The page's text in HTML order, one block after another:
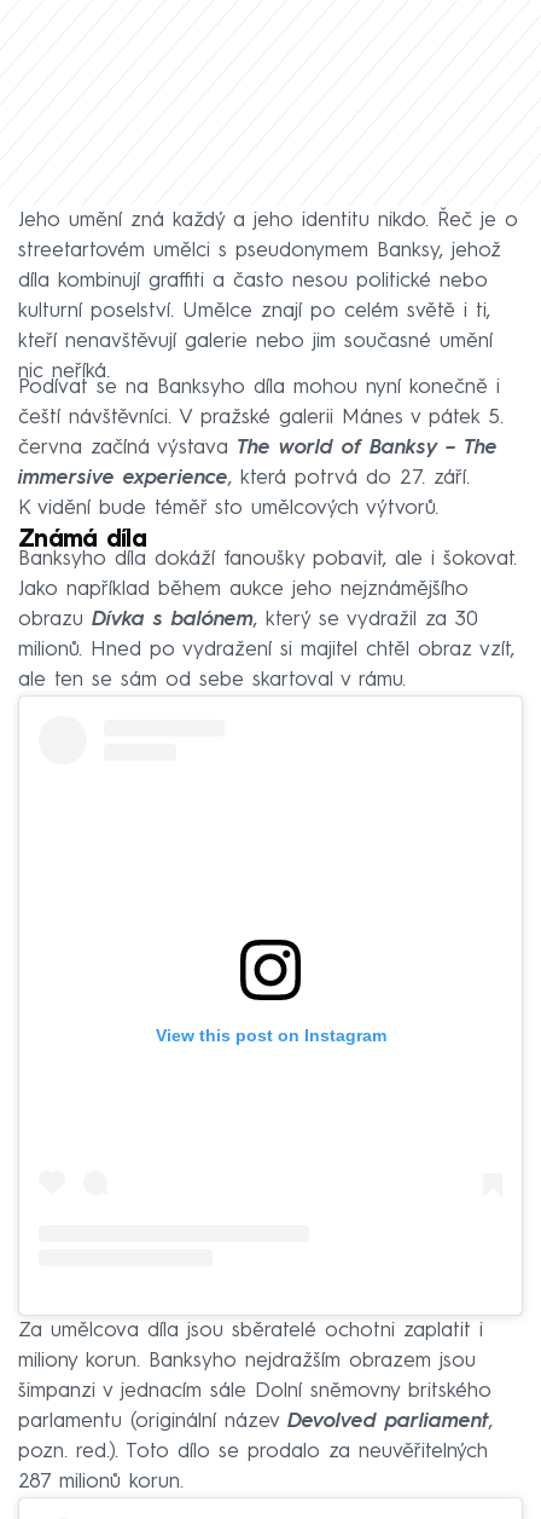
Jeho umění zná každý a jeho identitu nikdo. Řeč je o
streetartovém umělci s pseudonymem Banksy, jehož
díla kombinují graffiti a často nesou politické nebo
kulturní poselství. Umělce znají po celém světě i ti,
kteří nenavštěvují galerie nebo jim současné umění
nic neříká.
Podívat se na Banksyho díla mohou nyní konečně i
čeští návštěvníci. V pražské galerii Mánes v pátek 5.
června začíná výstava The world of Banksy – The
immersive experience, která potrvá do 27. září.
K vidění bude téměř sto umělcových výtvorů.
Známá díla
Banksyho díla dokáží fanoušky pobavit, ale i šokovat.
Jako například během aukce jeho nejznámějšího
obrazu Dívka s balónem, který se vydražil za 30
milionů. Hned po vydražení si majitel chtěl obraz vzít,
ale ten se sám od sebe skartoval v rámu.
View this post on Instagram
Za umělcova díla jsou sběratelé ochotni zaplatit i
miliony korun. Banksyho nejdražším obrazem jsou
šimpanzi v jednacím sále Dolní sněmovny britského
parlamentu (originální název Devolved parliament,
pozn. red.). Toto dílo se prodalo za neuvěřitelných
287 milionů korun.